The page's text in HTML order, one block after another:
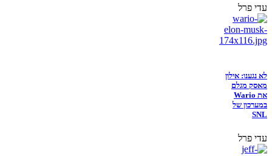
עדי פרל
לא נגענו: אילון
מאסק מגלם
את Wario
במערכון של
SNL
עדי פרל